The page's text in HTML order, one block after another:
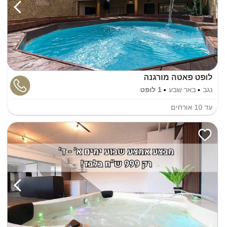
לופט פאטה מורגנה
נגב באר שבע 1 לופט
עד 10 אורחים